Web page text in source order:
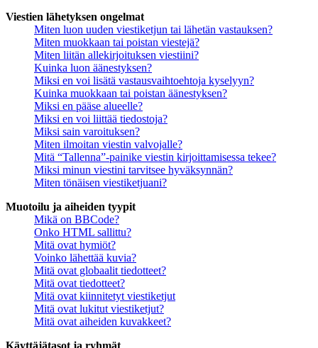
Viestien lähetyksen ongelmat
Miten luon uuden viestiketjun tai lähetän vastauksen?
Miten muokkaan tai poistan viestejä?
Miten liitän allekirjoituksen viestiini?
Kuinka luon äänestyksen?
Miksi en voi lisätä vastausvaihtoehtoja kyselyyn?
Kuinka muokkaan tai poistan äänestyksen?
Miksi en pääse alueelle?
Miksi en voi liittää tiedostoja?
Miksi sain varoituksen?
Miten ilmoitan viestin valvojalle?
Mitä “Tallenna”-painike viestin kirjoittamisessa tekee?
Miksi minun viestini tarvitsee hyväksynnän?
Miten tönäisen viestiketjuani?
Muotoilu ja aiheiden tyypit
Mikä on BBCode?
Onko HTML sallittu?
Mitä ovat hymiöt?
Voinko lähettää kuvia?
Mitä ovat globaalit tiedotteet?
Mitä ovat tiedotteet?
Mitä ovat kiinnitetyt viestiketjut
Mitä ovat lukitut viestiketjut?
Mitä ovat aiheiden kuvakkeet?